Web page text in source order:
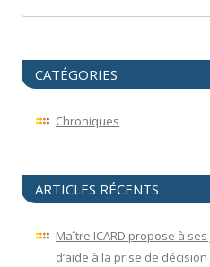
CATÉGORIES
Chroniques
ARTICLES RÉCENTS
Maître ICARD propose à
d’aide à la prise de